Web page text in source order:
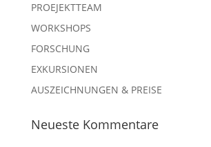
PROEJEKTTEAM
WORKSHOPS
FORSCHUNG
EXKURSIONEN
AUSZEICHNUNGEN & PREISE
Neueste Kommentare